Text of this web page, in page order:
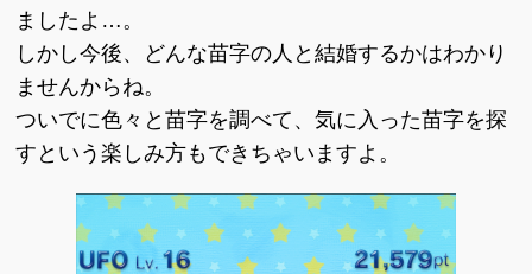
ましたよ…。
しかし今後、どんな苗字の人と結婚するかはわかり
ませんからね。
ついでに色々と苗字を調べて、気に入った苗字を探
すという楽しみ方もできちゃいますよ。